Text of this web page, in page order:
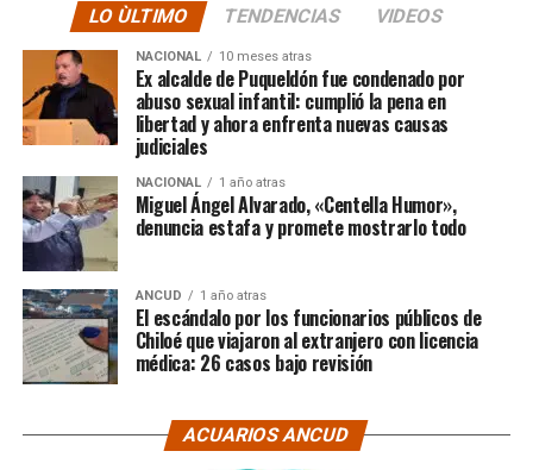
LO ÙLTIMO TENDENCIAS VIDEOS
NACIONAL 10 meses atras
Ex alcalde de Puqueldón fue condenado por
abuso sexual infantil: cumplió la pena en
libertad y ahora enfrenta nuevas causas
judiciales
NACIONAL 1 año atras
Miguel Ángel Alvarado, «Centella Humor»,
denuncia estafa y promete mostrarlo todo
ANCUD 1 año atras
El escándalo por los funcionarios públicos de
Chiloé que viajaron al extranjero con licencia
médica: 26 casos bajo revisión
ACUARIOS ANCUD